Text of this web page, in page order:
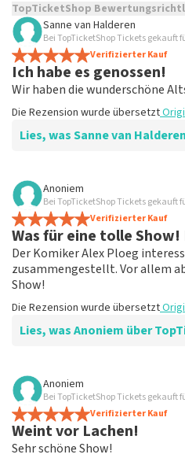
TopTicketShop
TopTicketShop sammelt
Tickets bei TopTicketShop
veröffentlicht. Es kann einige
Sanne van Halderen
Bei TopTicketShop Tickets gekauft
Verifizierter Kauf
Ich habe es genossen!
Wir haben die wunderschöne
Die Rezension wurde übersetzt
Lies, was Sanne van
Bewertung von Sanne van
fein
Genau wie erwartet! Ich bin
Die Rezension wurde übersetzt
Anoniem
Bei TopTicketShop Tickets gekauft
Verifizierter Kauf
Was für eine tolle
Der Komiker Alex Ploeg
zusammengestellt. Vor allem
Show!
Die Rezension wurde übersetzt
Lies, was Anoniem über
Bewertung von Anoniem über
Gut, alles lief
Die Rezension wurde übersetzt
Anoniem
Bei TopTicketShop Tickets gekauft
Verifizierter Kauf
Weint vor Lachen!
Sehr schöne Show!